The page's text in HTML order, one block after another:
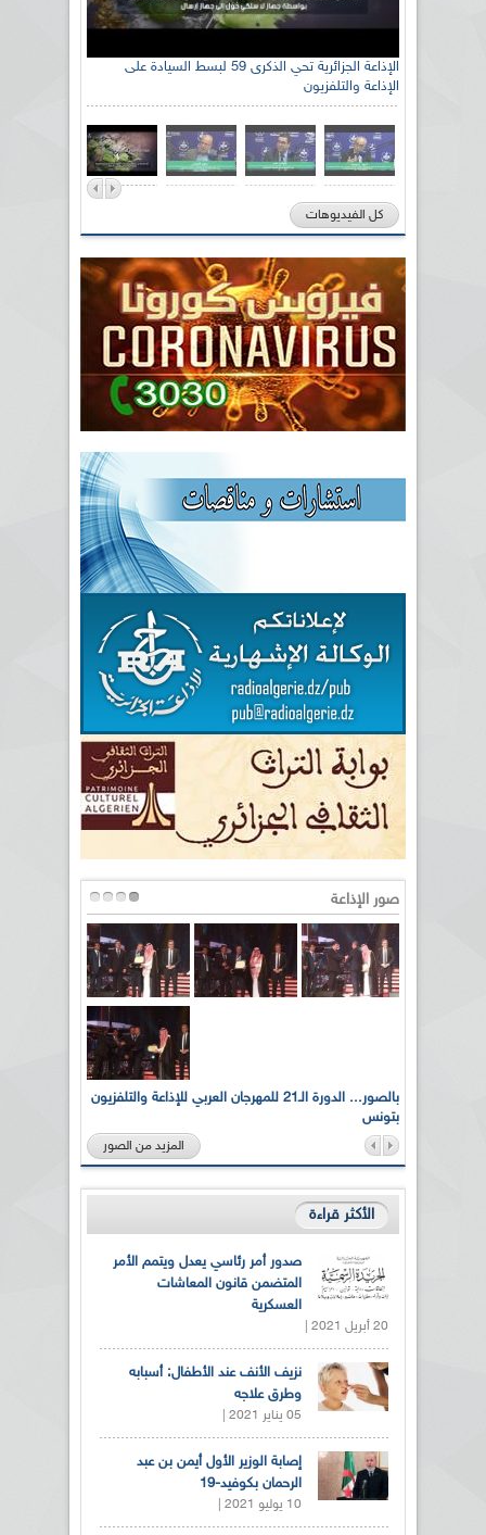
الإذاعة الجزائرية تحي الذكرى 59 لبسط السيادة على
الإذاعة والتلفزيون
كل الفيديوهات
صور الإذاعة
بالصور... الدورة الـ21 للمهرجان العربي للإذاعة والتلفزيون
بتونس
المزيد من الصور
الأكثر قراءة
صدور أمر رئاسي يعدل ويتمم الأمر
المتضمن قانون المعاشات
العسكرية
20 أبريل 2021 |
نزيف الأنف عند الأطفال: أسبابه
وطرق علاجه
05 يناير 2021 |
إصابة الوزير الأول أيمن بن عبد
الرحمان بكوفيد-19
10 يوليو 2021 |